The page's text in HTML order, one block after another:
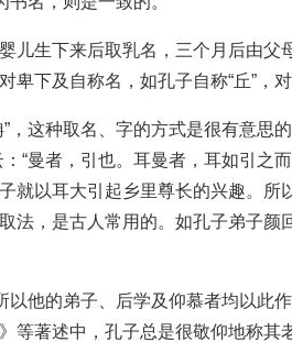
儿生下来后取乳名，三个月后由
卑下及自称名，如孔子自称“丘”，
，这种取名、字的方式是很有意思
“曼者，引也。耳曼者，耳如引之
就以耳大引起乡里尊长的兴趣。
法，是古人常用的。如孔子弟子
以他的弟子、后学及仰慕者均以
等著述中，孔子总是很敬仰地称